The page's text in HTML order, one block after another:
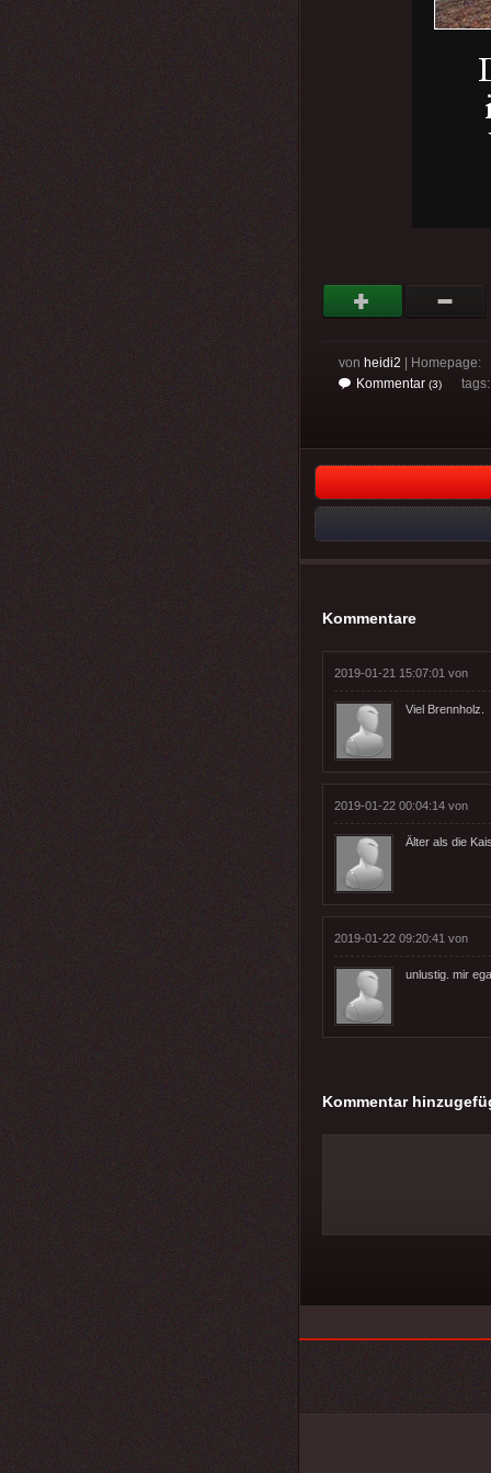
von heidi2 | Homepage:
Kommentar (3)
Kommentare
2019-01-21 15:07:01 von
Viel Brennholz.
2019-01-22 00:04:14 von
Älter als die
2019-01-22 09:20:41 von
unlustig. mir
Kommentar